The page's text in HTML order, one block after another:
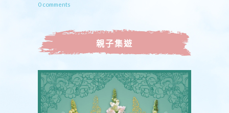
0 comments
親子集遊